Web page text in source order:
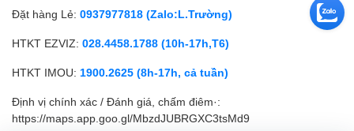
Đặt hàng Lẻ: 0937977818 (Zalo:L.Trường)
HTKT EZVIZ: 028.4458.1788 (10h-17h,T6)
HTKT IMOU: 1900.2625 (8h-17h, cả tuần)
Định vị chính xác / Đánh giá, chấm điêm·:
https://maps.app.goo.gl/MbzdJUBRGXC3tsMd9